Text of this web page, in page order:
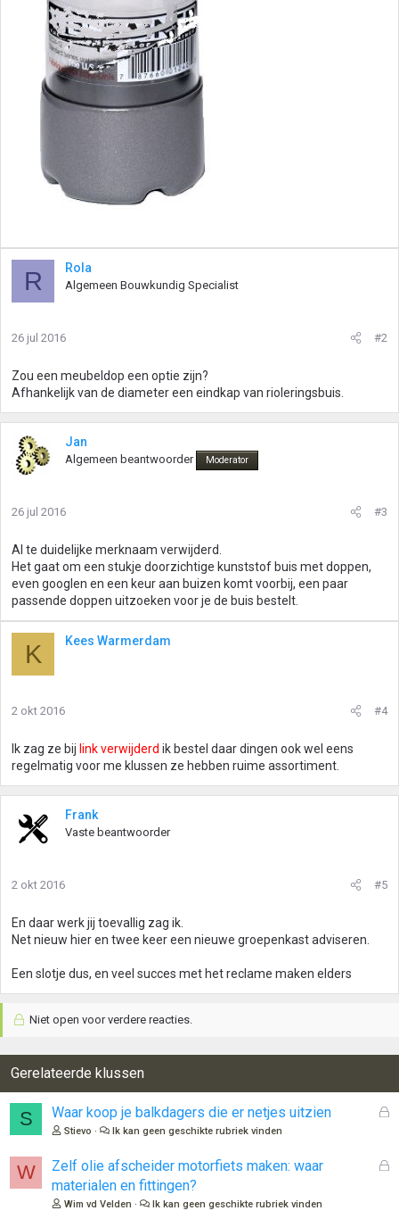
R Rola
Algemeen Bouwkundig Specialist
26 jul 2016 #2
Zou een meubeldop een optie zijn?
Afhankelijk van de diameter een eindkap van rioleringsbuis.
Jan
Algemeen beantwoorder Moderator
26 jul 2016 #3
Al te duidelijke merknaam verwijderd.
Het gaat om een stukje doorzichtige kunststof buis met doppen,
even googlen en een keur aan buizen komt voorbij, een paar
passende doppen uitzoeken voor je de buis bestelt.
K Kees Warmerdam
2 okt 2016 #4
Ik zag ze bij link verwijderd ik bestel daar dingen ook wel eens
regelmatig voor me klussen ze hebben ruime assortiment.
Frank
Vaste beantwoorder
2 okt 2016 #5
En daar werk jij toevallig zag ik.
Net nieuw hier en twee keer een nieuwe groepenkast adviseren.
Een slotje dus, en veel succes met het reclame maken elders
Niet open voor verdere reacties.
Gerelateerde klussen
S
G
Waar koop je balkdagers die er netjes uitzien
Stievo Ik kan geen geschikte rubriek vinden
W
G
Zelf olie afscheider motorfiets maken: waar
materialen en fittingen?
Wim vd Velden Ik kan geen geschikte rubriek vinden